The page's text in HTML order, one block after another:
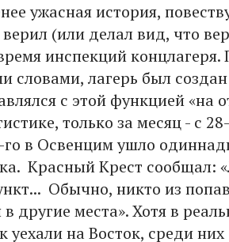
ужасная история,
(или делал вид, что
инспекций
словами, лагерь был
с этой функцией «на
только за месяц - с
го в Освенцим ушло
Красный Крест сообщал:
Обычно, никто из
в другие места». Хотя в
уехали на Восток, среди